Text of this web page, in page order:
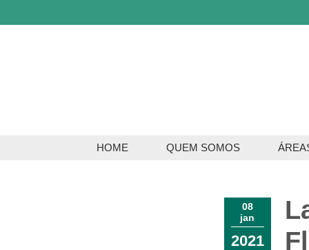
HOME QUEM SOMOS
08
jan
2021